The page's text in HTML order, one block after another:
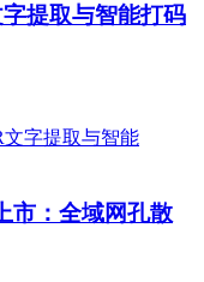
提取与智能打码
市：全域网孔散